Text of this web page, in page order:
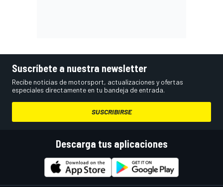
Suscríbete a nuestra newsletter
Recibe noticias de motorsport, actualizaciones y ofertas
especiales directamente en tu bandeja de entrada.
SUSCRIBIRSE
Descarga tus aplicaciones